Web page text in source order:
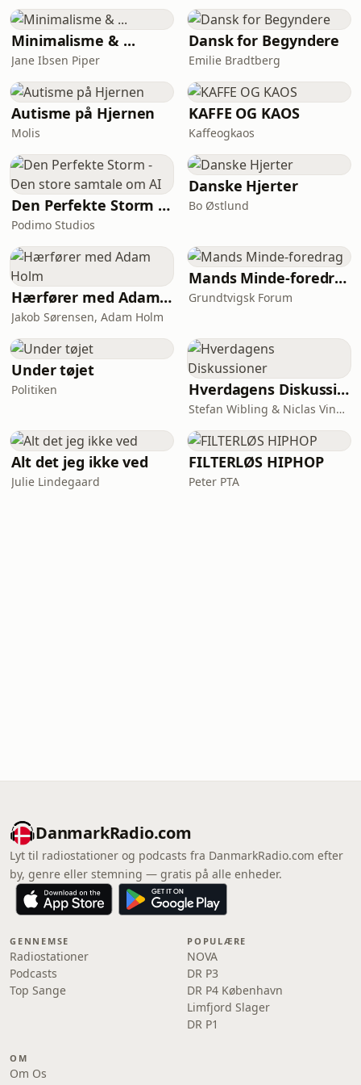
Hansen afslutter serien med
opdragelse. Ikke som et spørgsmål
om at få barnet til at makke ret, men
som kunsten at forstå det, der sker,
før adfærden eksploderer.Vi taler om,
hvorfor regulering
Minimalisme & ...
Jane Ibsen Piper
Dansk for Begyndere
Emilie Bradtberg
Autisme på Hjernen
Molis
KAFFE OG KAOS
Kaffeogkaos
Den Perfekte Storm - Den store samtale om AI
Podimo Studios
Danske Hjerter
Bo Østlund
Hærfører med Adam Holm
Jakob Sørensen, Adam Holm
Mands Minde-foredrag
Grundtvigsk Forum
Under tøjet
Politiken Hverdagens Diskussioner
Stefan Wibling & Niclas Vingaard
Alt det jeg ikke ved
Julie Lindegaard
FILTERLØS HIPHOP
Peter PTA
DanmarkRadio.com
Lyt til radiostationer og podcasts fra DanmarkRadio.com efter
by, genre eller stemning — gratis på alle enheder.
GENNEMSE
Radiostationer
Podcasts
Top Sange
POPULÆRE
NOVA
DR P3
DR P4 København
Limfjord Slager
DR P1
OM
Om Os